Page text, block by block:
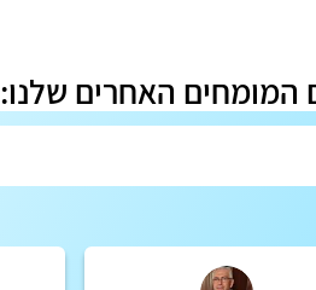
המומחים האחרים שלנו: